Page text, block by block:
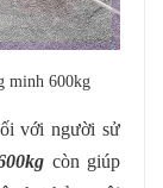
minh 600kg
với người sử
còn giúp